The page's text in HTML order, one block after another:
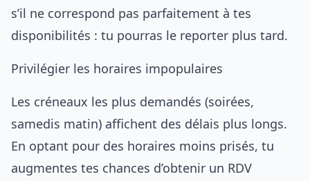
s’il ne correspond pas parfaitement à tes
disponibilités : tu pourras le reporter plus tard.
Privilégier les horaires impopulaires
Les créneaux les plus demandés (soirées,
samedis matin) affichent des délais plus longs.
En optant pour des horaires moins prisés, tu
augmentes tes chances d’obtenir un RDV